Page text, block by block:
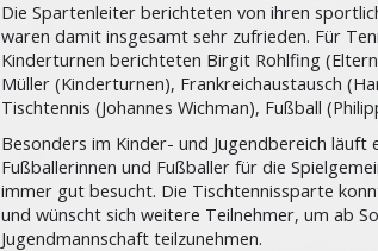
Die Spartenleiter berichteten von ihren
waren damit insgesamt sehr zufrieden. Für
Kinderturnen berichteten Birgit Rohlfing
Müller (Kinderturnen), Frankreichaustausch
Tischtennis (Johannes Wichman), Fußball
Besonders im Kinder- und Jugendbereich
Fußballerinnen und Fußballer für die
immer gut besucht. Die Tischtennissparte
und wünscht sich weitere Teilnehmer, um ab
Jugendmannschaft teilzunehmen.